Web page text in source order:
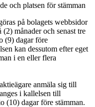
och platsen för stämman
på bolagets webbsidor
månader och senast tre
(9) dagar före
kan dessutom efter eget
i en eller flera
anmäla sig till
i kallelsen till
(10) dagar före stämman.